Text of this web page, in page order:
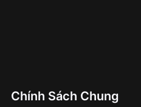
Chính Sách Chung